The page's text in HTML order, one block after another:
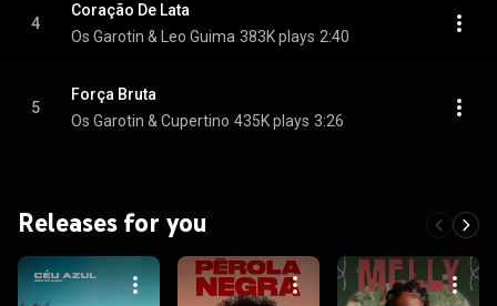
4
Coração De Lata
Os Garotin & Leo Guima 383K plays 2:40
5
Força Bruta
Os Garotin & Cupertino 435K plays 3:26
Releases for you